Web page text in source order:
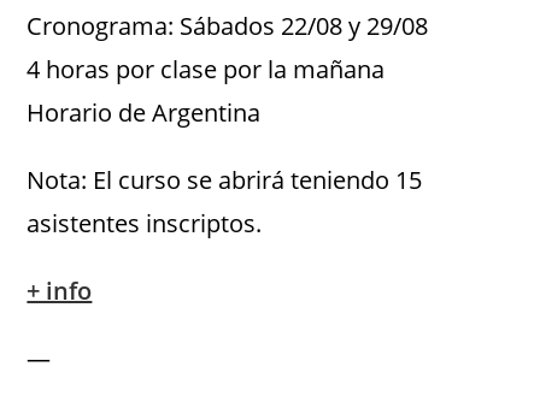
Cronograma: Sábados 22/08 y 29/08
4 horas por clase por la mañana
Horario de Argentina
Nota: El curso se abrirá teniendo 15
asistentes inscriptos.
+ info
—